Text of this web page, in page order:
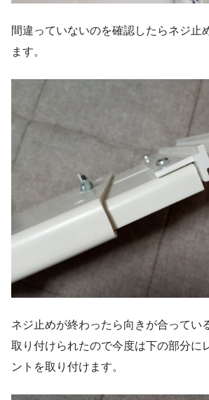
間違っていないのを確認したらネジ止
ます。
ネジ止めが終わったら向きが合ってい
取り付けられたので今度は下の部分に
ントを取り付けます。